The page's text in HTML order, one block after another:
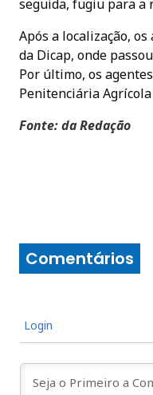
seguida, fugiu para a
Após a localização,
da Dicap, onde
Por último, os
Penitenciária
Fonte: da Redação
Comentários
Login